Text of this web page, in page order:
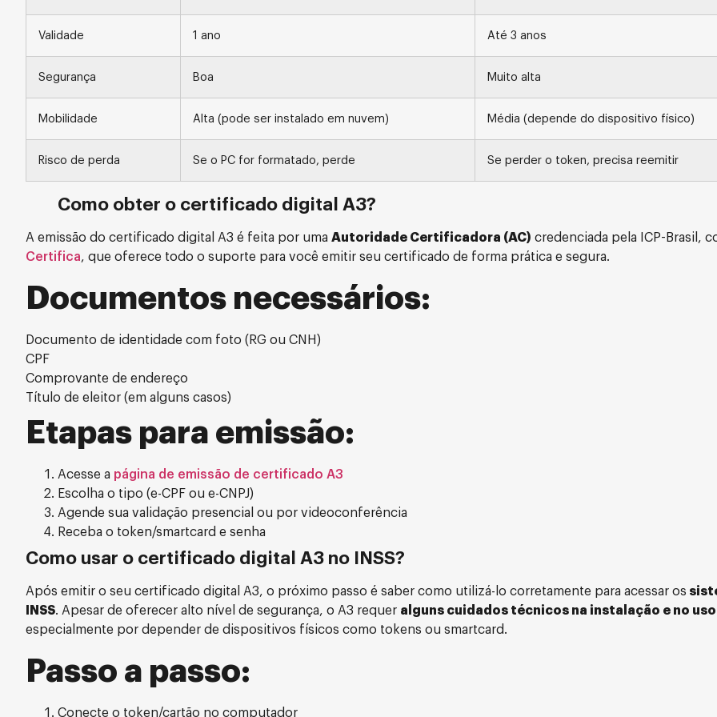
Validade 1 ano Até 3 anos
Segurança Boa Muito alta
Mobilidade Alta (pode ser instalado em nuvem) Média (depende do dispositivo físico)
Risco de perda Se o PC for formatado, perde Se perder o token, precisa reemitir
Como obter o certificado digital A3?
A emissão do certificado digital A3 é feita por uma Autoridade Certificadora (AC) credenciada pela ICP-Brasil,
Certifica, que oferece todo o suporte para você emitir seu certificado de forma prática e segura.
Documentos necessários:
Documento de identidade com foto (RG ou CNH)
CPF
Comprovante de endereço
Título de eleitor (em alguns casos)
Etapas para emissão:
Acesse a página de emissão de certificado A3
Escolha o tipo (e-CPF ou e-CNPJ)
Agende sua validação presencial ou por videoconferência
Receba o token/smartcard e senha
Como usar o certificado digital A3 no INSS?
Após emitir o seu certificado digital A3, o próximo passo é saber como utilizá-lo corretamente para acessar os
INSS. Apesar de oferecer alto nível de segurança, o A3 requer alguns cuidados técnicos na instalação e no
especialmente por depender de dispositivos físicos como tokens ou smartcard.
Passo a passo:
Conecte o token/cartão no computador